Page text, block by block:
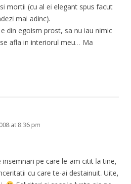
mortii (cu al ei elegant spus facut
mai adinc).
din egoism prost, sa nu iau nimic
afla in interiorul meu… Ma
at 8:36 pm
pe care le-am citit la tine,
cu care te-ai destainuit. Uite,